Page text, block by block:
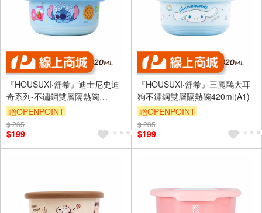
『HOUSUXI‧舒希』迪士尼史迪
奇系列-不鏽鋼雙層隔熱碗
420ml(A3)
贈OPENPOINT
$ 235
$199
『HOUSUXI‧舒希』三麗鷗大耳
狗不鏽鋼雙層隔熱碗420ml(A1)
贈OPENPOINT
$ 235
$199